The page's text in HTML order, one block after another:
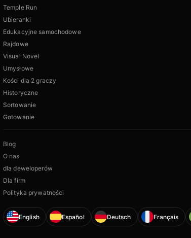
Temple Run
Ubieranki
Edukacyjne samochodowe
Rajdowe
Visual Novel
Umysłowe
Kości dla 2 graczy
Historyczne
Sortowanie
Gotowanie
Blog
O nas
dla deweloperów
Dla firm
Polityka prywatności
English Español Deutsch Français